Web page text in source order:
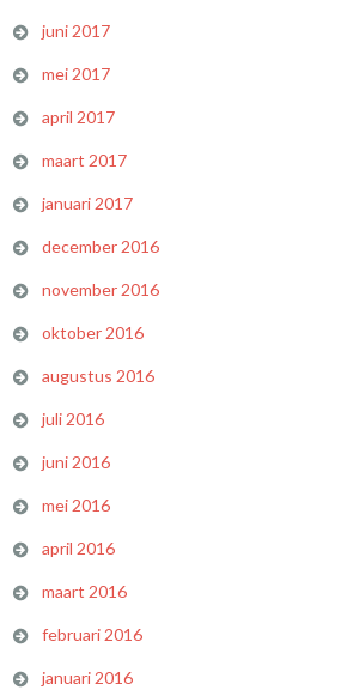
juni 2017
mei 2017
april 2017
maart 2017
januari 2017
december 2016
november 2016
oktober 2016
augustus 2016
juli 2016
juni 2016
mei 2016
april 2016
maart 2016
februari 2016
januari 2016